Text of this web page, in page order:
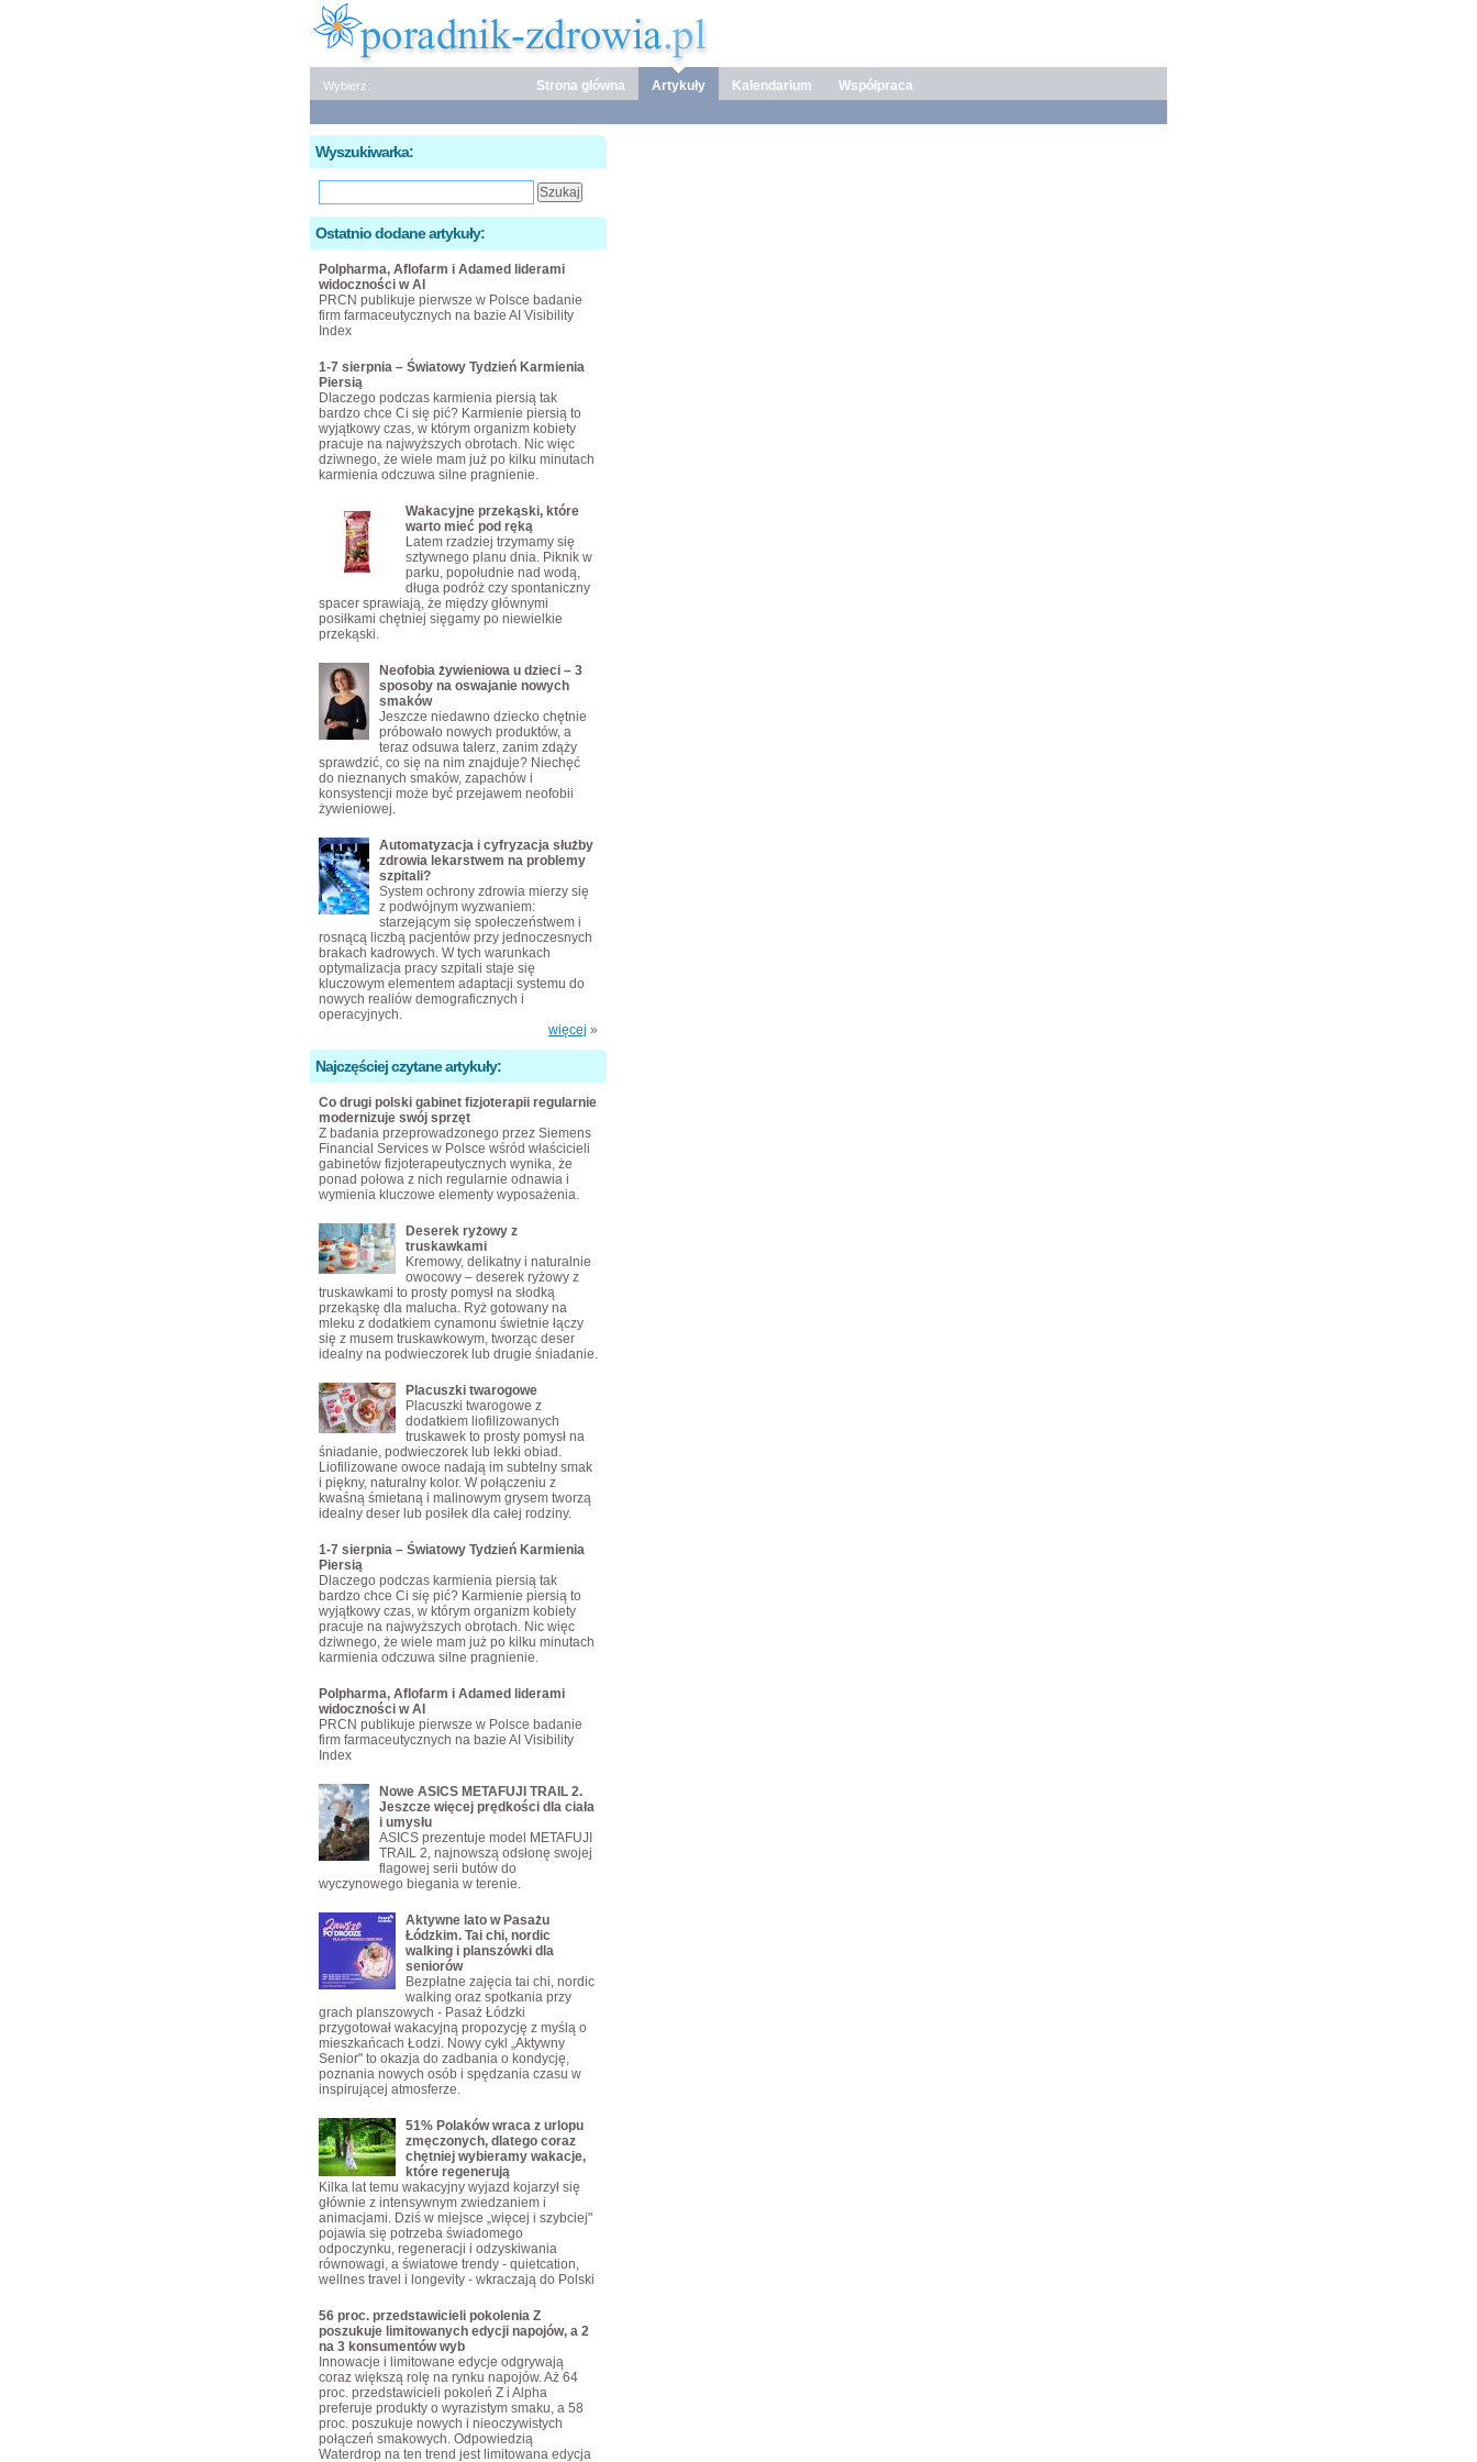
Wybierz: Strona główna Artykuły Kalendarium Współpraca
Wyszukiwarka:
Ostatnio dodane artykuły:
Polpharma, Aflofarm i Adamed liderami
widoczności w AI
PRCN publikuje pierwsze w Polsce badanie
firm farmaceutycznych na bazie AI Visibility
Index
1-7 sierpnia – Światowy Tydzień Karmienia
Piersią
Dlaczego podczas karmienia piersią tak
bardzo chce Ci się pić? Karmienie piersią to
wyjątkowy czas, w którym organizm kobiety
pracuje na najwyższych obrotach. Nic więc
dziwnego, że wiele mam już po kilku minutach
karmienia odczuwa silne pragnienie.
Wakacyjne przekąski, które
warto mieć pod ręką
Latem rzadziej trzymamy się
sztywnego planu dnia. Piknik w
parku, popołudnie nad wodą,
długa podróż czy spontaniczny
spacer sprawiają, że między głównymi
posiłkami chętniej sięgamy po niewielkie
przekąski.
Neofobia żywieniowa u dzieci – 3
sposoby na oswajanie nowych
smaków
Jeszcze niedawno dziecko chętnie
próbowało nowych produktów, a
teraz odsuwa talerz, zanim zdąży
sprawdzić, co się na nim znajduje? Niechęć
do nieznanych smaków, zapachów i
konsystencji może być przejawem neofobii
żywieniowej.
Automatyzacja i cyfryzacja służby
zdrowia lekarstwem na problemy
szpitali?
System ochrony zdrowia mierzy się
z podwójnym wyzwaniem:
starzejącym się społeczeństwem i
rosnącą liczbą pacjentów przy jednoczesnych
brakach kadrowych. W tych warunkach
optymalizacja pracy szpitali staje się
kluczowym elementem adaptacji systemu do
nowych realiów demograficznych i
operacyjnych.
więcej »
Najczęściej czytane artykuły:
Co drugi polski gabinet fizjoterapii regularnie
modernizuje swój sprzęt
Z badania przeprowadzonego przez Siemens
Financial Services w Polsce wśród właścicieli
gabinetów fizjoterapeutycznych wynika, że
ponad połowa z nich regularnie odnawia i
wymienia kluczowe elementy wyposażenia.
Deserek ryżowy z
truskawkami
Kremowy, delikatny i naturalnie
owocowy – deserek ryżowy z
truskawkami to prosty pomysł na słodką
przekąskę dla malucha. Ryż gotowany na
mleku z dodatkiem cynamonu świetnie łączy
się z musem truskawkowym, tworząc deser
idealny na podwieczorek lub drugie śniadanie.
Placuszki twarogowe
Placuszki twarogowe z
dodatkiem liofilizowanych
truskawek to prosty pomysł na
śniadanie, podwieczorek lub lekki obiad.
Liofilizowane owoce nadają im subtelny smak
i piękny, naturalny kolor. W połączeniu z
kwaśną śmietaną i malinowym grysem tworzą
idealny deser lub posiłek dla całej rodziny.
1-7 sierpnia – Światowy Tydzień Karmienia
Piersią
Dlaczego podczas karmienia piersią tak
bardzo chce Ci się pić? Karmienie piersią to
wyjątkowy czas, w którym organizm kobiety
pracuje na najwyższych obrotach. Nic więc
dziwnego, że wiele mam już po kilku minutach
karmienia odczuwa silne pragnienie.
Polpharma, Aflofarm i Adamed liderami
widoczności w AI
PRCN publikuje pierwsze w Polsce badanie
firm farmaceutycznych na bazie AI Visibility
Index
Nowe ASICS METAFUJI TRAIL 2.
Jeszcze więcej prędkości dla ciała
i umysłu
ASICS prezentuje model METAFUJI
TRAIL 2, najnowszą odsłonę swojej
flagowej serii butów do
wyczynowego biegania w terenie.
Aktywne lato w Pasażu
Łódzkim. Tai chi, nordic
walking i planszówki dla
seniorów
Bezpłatne zajęcia tai chi, nordic
walking oraz spotkania przy
grach planszowych - Pasaż Łódzki
przygotował wakacyjną propozycję z myślą o
mieszkańcach Łodzi. Nowy cykl „Aktywny
Senior" to okazja do zadbania o kondycję,
poznania nowych osób i spędzania czasu w
inspirującej atmosferze.
51% Polaków wraca z urlopu
zmęczonych, dlatego coraz
chętniej wybieramy wakacje,
które regenerują
Kilka lat temu wakacyjny wyjazd kojarzył się
głównie z intensywnym zwiedzaniem i
animacjami. Dziś w miejsce „więcej i szybciej"
pojawia się potrzeba świadomego
odpoczynku, regeneracji i odzyskiwania
równowagi, a światowe trendy - quietcation,
wellnes travel i longevity - wkraczają do Polski
56 proc. przedstawicieli pokolenia Z
poszukuje limitowanych edycji napojów, a 2
na 3 konsumentów wyb
Innowacje i limitowane edycje odgrywają
coraz większą rolę na rynku napojów. Aż 64
proc. przedstawicieli pokoleń Z i Alpha
preferuje produkty o wyrazistym smaku, a 58
proc. poszukuje nowych i nieoczywistych
połączeń smakowych. Odpowiedzią
Waterdrop na ten trend jest limitowana edycja